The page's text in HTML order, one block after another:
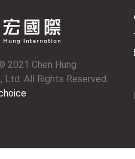
2021 Chen Hung
Ltd. All Rights Reserved.